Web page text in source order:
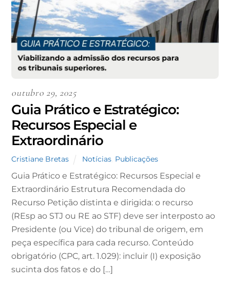
outubro 29, 2025
Guia Prático e Estratégico:
Recursos Especial e
Extraordinário
Cristiane Bretas Notícias, Publicações
Guia Prático e Estratégico: Recursos Especial e
Extraordinário Estrutura Recomendada do
Recurso Petição distinta e dirigida: o recurso
(REsp ao STJ ou RE ao STF) deve ser interposto ao
Presidente (ou Vice) do tribunal de origem, em
peça específica para cada recurso. Conteúdo
obrigatório (CPC, art. 1.029): incluir (I) exposição
sucinta dos fatos e do […]